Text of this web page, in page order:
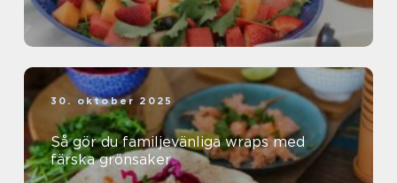
30. oktober 2025
Så gör du familjevänliga wraps med
färska grönsaker